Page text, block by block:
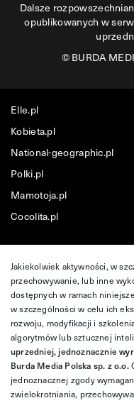
Dalsze
opublikowanych w
©BURDA
Elle.pl
Kobieta.pl
National-geographic.pl
Polki.pl
Mamotoja.pl
Cocolita.pl
Jakiekolwiek aktywności, w
przechowywanie, lub inne
dostępnych w ramach
w szczególności w celu ich
rozwoju, modyfikacji i
algorytmów lub sztucznej
uprzedniej, jednoznacznie
Burda Media Polska sp. z o.o.
jednoznacznej zgody
zwielokrotniania,